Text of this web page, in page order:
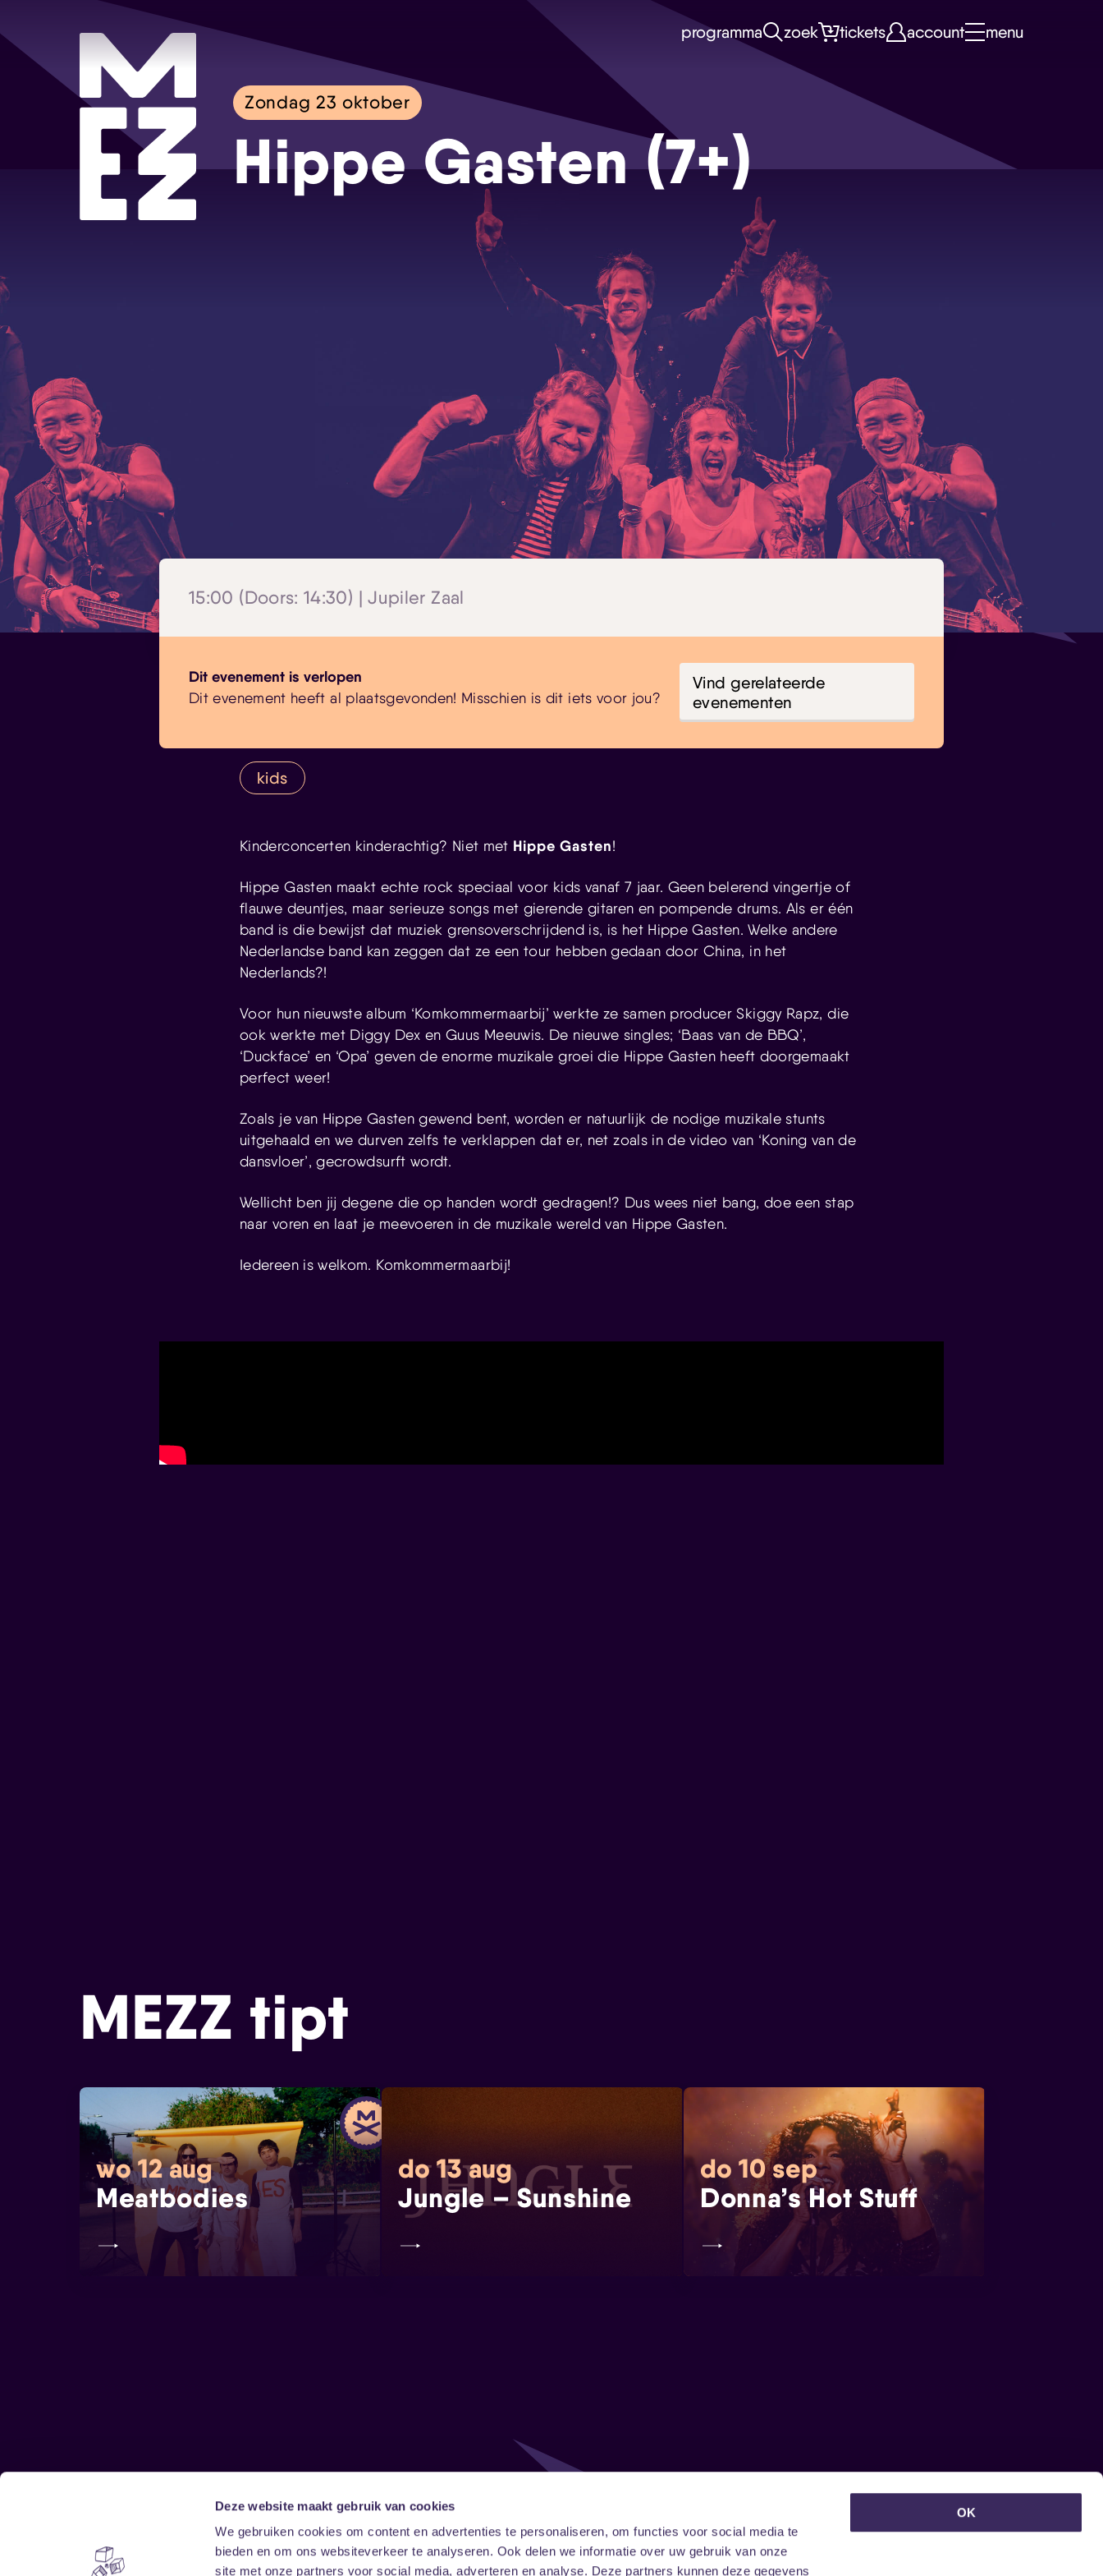
Deze website maakt gebruik van cookies
We gebruiken cookies om content en advertenties te personaliseren, om functies voor social media te
bieden en om ons websiteverkeer te analyseren. Ook delen we informatie over uw gebruik van onze
site met onze partners voor social media, adverteren en analyse. Deze partners kunnen deze gegevens
OK
Skip navigatie
programma zoek tickets account menu
Zondag 23 oktober
Hippe Gasten (7+)
15:00 (Doors: 14:30) | Jupiler Zaal
Dit evenement is verlopen
Dit evenement heeft al plaatsgevonden! Misschien is dit iets voor jou?
Vind gerelateerde
evenementen
kids
Kinderconcerten kinderachtig? Niet met Hippe Gasten!
Hippe Gasten maakt echte rock speciaal voor kids vanaf 7 jaar. Geen belerend vingertje of
flauwe deuntjes, maar serieuze songs met gierende gitaren en pompende drums. Als er één
band is die bewijst dat muziek grensoverschrijdend is, is het Hippe Gasten. Welke andere
Nederlandse band kan zeggen dat ze een tour hebben gedaan door China, in het
Nederlands?!
Voor hun nieuwste album ‘Komkommermaarbij’ werkte ze samen producer Skiggy Rapz, die
ook werkte met Diggy Dex en Guus Meeuwis. De nieuwe singles; ‘Baas van de BBQ’,
‘Duckface’ en ‘Opa’ geven de enorme muzikale groei die Hippe Gasten heeft doorgemaakt
perfect weer!
Zoals je van Hippe Gasten gewend bent, worden er natuurlijk de nodige muzikale stunts
uitgehaald en we durven zelfs te verklappen dat er, net zoals in de video van ‘Koning van de
dansvloer’, gecrowdsurft wordt.
Wellicht ben jij degene die op handen wordt gedragen!? Dus wees niet bang, doe een stap
naar voren en laat je meevoeren in de muzikale wereld van Hippe Gasten.
Iedereen is welkom. Komkommermaarbij!
MEZZ tipt
wo 12 aug
Meatbodies
do 13 aug
Jungle – Sunshine
do 10 sep
Donna’s Hot Stuff
Home
Disclaimer
Follow
FacebookInstagramLinkedIn
Onze nieuwsbrief ontvangen?